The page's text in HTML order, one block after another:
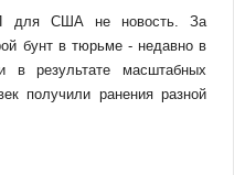
для США не новость. За
бунт в тюрьме - недавно в
результате масштабных
получили ранения разной